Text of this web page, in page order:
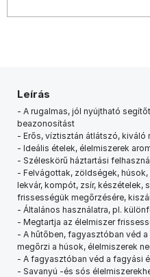
Leírás
- A rugalmas, jól nyújtható
beazonosítást
- Erős, víztisztán átlátszó,
- Ideális ételek, élelmiszerek
- Széleskörű háztartási
- Felvágottak, zöldségek,
lekvár, kompót, zsír, készételek,
frissességük megőrzésére,
- Általános használatra, pl.
- Megtartja az élelmiszer
- A hűtőben, fagyasztóban véd
megőrzi a húsok, élelmiszerek
- A fagyasztóban véd a fagyási
- Savanyú -és sós